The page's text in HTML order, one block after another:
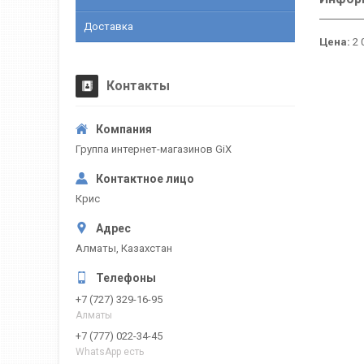
Цена: 2
Доставка
Контакты
Группа интернет-магазинов GiX
Крис
Алматы, Казахстан
+7 (727) 329-16-95
Алматы
+7 (777) 022-34-45
WhatsApp есть